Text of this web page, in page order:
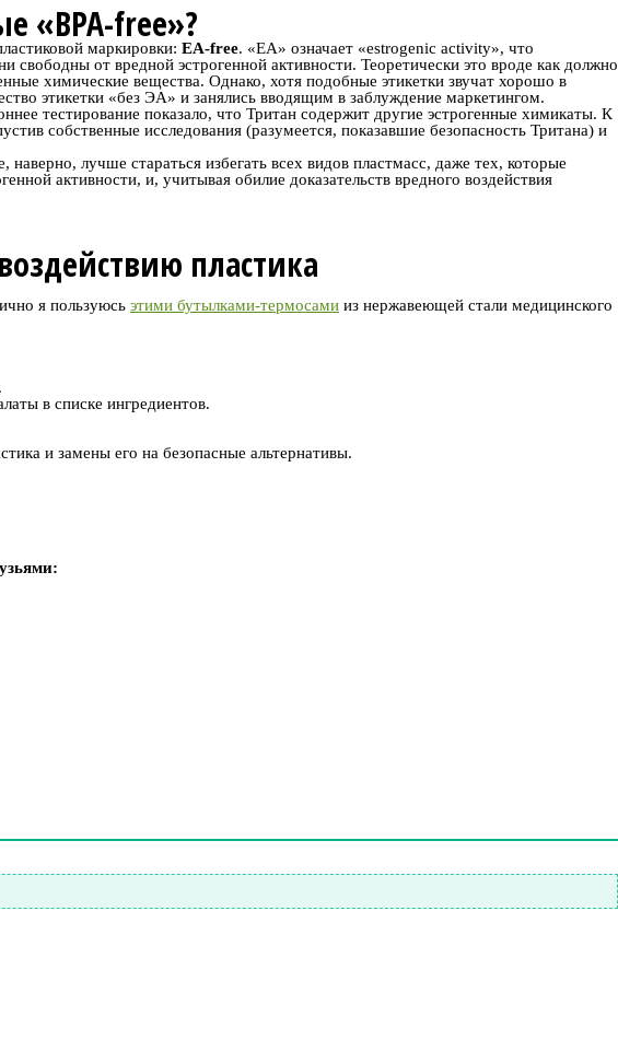
«BPA-free»?
маркировки: EA-free. «EA» означает «estrogenic activity», что
свободны от вредной эстрогенной активности. Теоретически это вроде как должно
химические вещества. Однако, хотя подобные этикетки звучат хорошо в
этикетки «без ЭА» и занялись вводящим в заблуждение маркетингом.
тестирование показало, что Тритан содержит другие эстрогенные химикаты. К
собственные исследования (разумеется, показавшие безопасность Тритана) и
лучше стараться избегать всех видов пластмасс, даже тех, которые
активности, и, учитывая обилие доказательств вредного воздействия
пластика
я пользуюсь этими бутылками-термосами из нержавеющей стали медицинского
в списке ингредиентов.
и замены его на безопасные альтернативы.